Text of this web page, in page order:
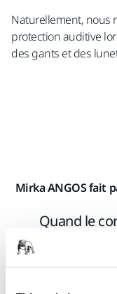
Naturellement, nous
protection auditive
des gants et des
Mirka ANGOS fait
Quand le
Conçu avec le